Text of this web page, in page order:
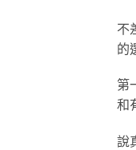
不
的
第
和
說